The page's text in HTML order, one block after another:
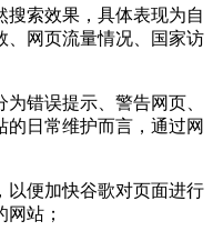
搜索效果，具体表现为自
、网页流量情况、国家访
错误提示、警告网页、
日常维护而言，通过网
以便加快谷歌对页面进行
站；